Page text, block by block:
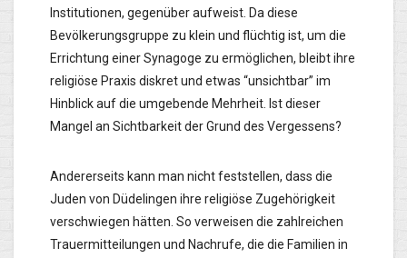
Institutionen, gegenüber aufweist. Da diese
Bevölkerungsgruppe zu klein und flüchtig ist, um die
Errichtung einer Synagoge zu ermöglichen, bleibt ihre
religiöse Praxis diskret und etwas “unsichtbar” im
Hinblick auf die umgebende Mehrheit. Ist dieser
Mangel an Sichtbarkeit der Grund des Vergessens?
Andererseits kann man nicht feststellen, dass die
Juden von Düdelingen ihre religiöse Zugehörigkeit
verschwiegen hätten. So verweisen die zahlreichen
Trauermitteilungen und Nachrufe, die die Familien in